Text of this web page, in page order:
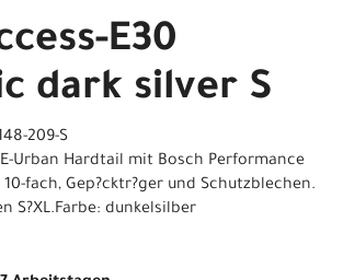
E30
dark silver S
209-S
E-Urban Hardtail mit Bosch Performance
10-fach, Gep?cktr?ger und Schutzblechen.
S?XL.Farbe: dunkelsilber